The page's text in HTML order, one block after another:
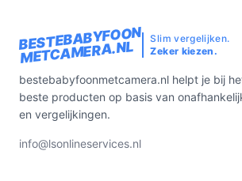
BESTEBABYFOON
METCAMERA.NL
Slim vergelijken.
Zeker kiezen.
bestebabyfoonmetcamera.nl helpt je bij
beste producten op basis van
en vergelijkingen.
info@lsonlineservices.nl